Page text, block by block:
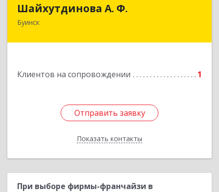
Шайхутдинова А. Ф.
Буинск
Клиентов на сопровождении 1
Отправить заявку
Показать контакты
Отправить заявку
Назад
При выборе фирмы-франчайзи в